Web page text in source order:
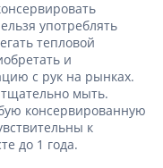
употреблять
тепловой
и
с рук на рынках.
мыть.
консервированную
к
до 1 года.